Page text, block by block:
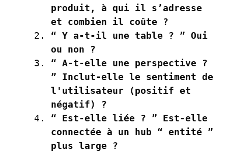
produit, à qui il s’adresse
et combien il coûte ?
“ Y a-t-il une table ? ” Oui
ou non ?
“ A-t-elle une perspective ?
” Inclut-elle le sentiment de
l'utilisateur (positif et
négatif) ?
“ Est-elle liée ? ” Est-elle
connectée à un hub “ entité ”
plus large ?